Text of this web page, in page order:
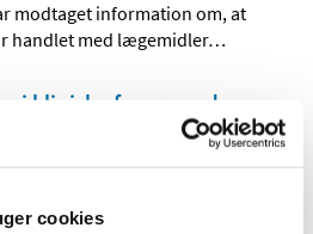
cookies
modtaget information om, at
handlet med lægemidler…
i kliniske forsøg under
for udførslen af kliniske